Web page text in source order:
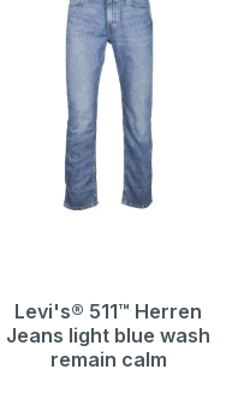
Levi's® 511™ Herren
Jeans light blue wash
remain calm